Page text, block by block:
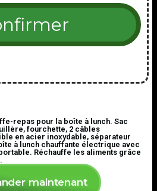
repas pour la boîte à lunch. Sac
fourchette, 2 câbles
en acier inoxydable, séparateur
à lunch chauffante électrique avec
Réchauffe les aliments grâce
maintenant